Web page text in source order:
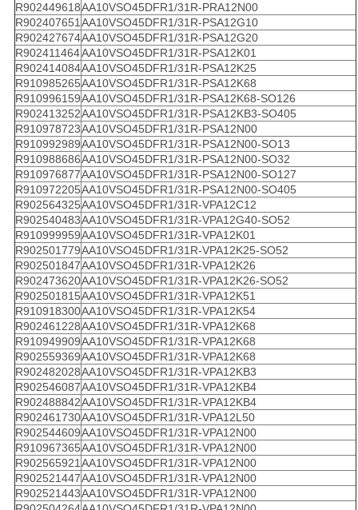
R902449618AA10VSO45DFR1/31R-PRA12N00
R902407651AA10VSO45DFR1/31R-PSA12G10
R902427674AA10VSO45DFR1/31R-PSA12G20
R902411464AA10VSO45DFR1/31R-PSA12K01
R902414084AA10VSO45DFR1/31R-PSA12K25
R910985265AA10VSO45DFR1/31R-PSA12K68
R910996159AA10VSO45DFR1/31R-PSA12K68-SO126
R902413252AA10VSO45DFR1/31R-PSA12KB3-SO405
R910978723AA10VSO45DFR1/31R-PSA12N00
R910992989AA10VSO45DFR1/31R-PSA12N00-SO13
R910988686AA10VSO45DFR1/31R-PSA12N00-SO32
R910976877AA10VSO45DFR1/31R-PSA12N00-SO127
R910972205AA10VSO45DFR1/31R-PSA12N00-SO405
R902564325AA10VSO45DFR1/31R-VPA12C12
R902540483AA10VSO45DFR1/31R-VPA12G40-SO52
R910999959AA10VSO45DFR1/31R-VPA12K01
R902501779AA10VSO45DFR1/31R-VPA12K25-SO52
R902501847AA10VSO45DFR1/31R-VPA12K26
R902473620AA10VSO45DFR1/31R-VPA12K26-SO52
R902501815AA10VSO45DFR1/31R-VPA12K51
R910918300AA10VSO45DFR1/31R-VPA12K54
R902461228AA10VSO45DFR1/31R-VPA12K68
R910949909AA10VSO45DFR1/31R-VPA12K68
R902559369AA10VSO45DFR1/31R-VPA12K68
R902482028AA10VSO45DFR1/31R-VPA12KB3
R902546087AA10VSO45DFR1/31R-VPA12KB4
R902488842AA10VSO45DFR1/31R-VPA12KB4
R902461730AA10VSO45DFR1/31R-VPA12L50
R902544609AA10VSO45DFR1/31R-VPA12N00
R910967365AA10VSO45DFR1/31R-VPA12N00
R902565921AA10VSO45DFR1/31R-VPA12N00
R902521447AA10VSO45DFR1/31R-VPA12N00
R902521443AA10VSO45DFR1/31R-VPA12N00